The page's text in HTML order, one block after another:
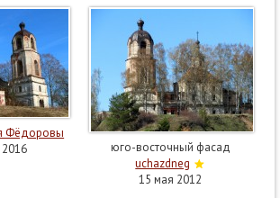
Фёдоровы
юго-восточный фасад
uchazdneg
15 мая 2012